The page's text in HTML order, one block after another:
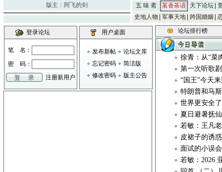
版主： 阿飞的剑 五 味 斋 茗香茶语 天下论坛
史地人物
军事天地 跨国婚姻
登录论坛
笔 名：
密 码：
注册新用户
用户桌面
发布新帖
论坛文库
忘记密码
简洁版
修改密码
版主公告
论坛排行榜
徐青：从“菜
第一次听歌剧
“国王”今天
特朗普和马
世界更安全
夏日避暑抚
若敏：王凡
皮裙子的诱
面试的小误会
若敏：2026